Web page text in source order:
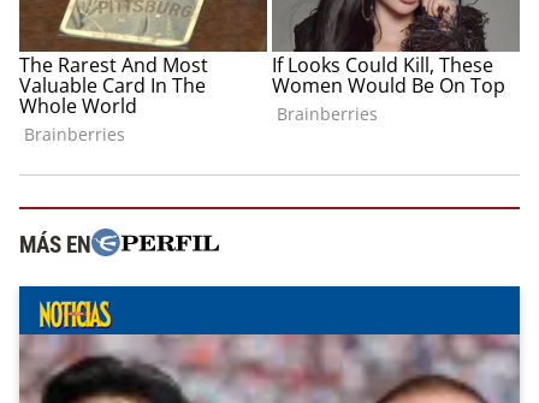
MÁS EN